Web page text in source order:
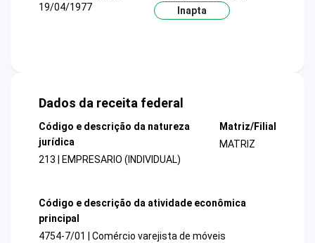
19/04/1977
Inapta
Dados da receita federal
Código e descrição da natureza
jurídica
213 | EMPRESARIO (INDIVIDUAL)
Matriz/Filial
MATRIZ
Código e descrição da atividade econômica
principal
4754-7/01 | Comércio varejista de móveis